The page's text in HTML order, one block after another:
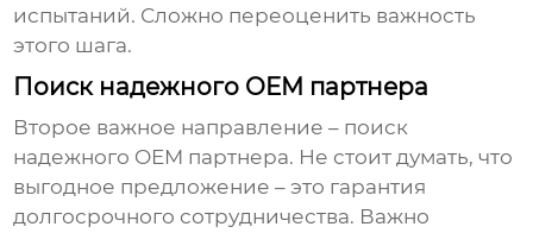
испытаний. Сложно переоценить важность
этого шага.
Поиск надежного OEM партнера
Второе важное направление – поиск
надежного OEM партнера. Не стоит думать, что
выгодное предложение – это гарантия
долгосрочного сотрудничества. Важно